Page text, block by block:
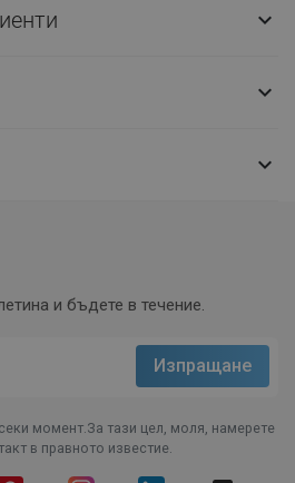



и бъдете в течение.
момент.За тази цел, моля, намерете
в правното известие.